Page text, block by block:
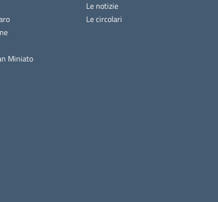
Miniato
Le notizie
Le circolari